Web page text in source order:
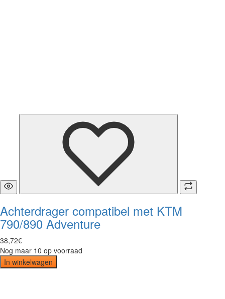
Achterdrager compatibel met KTM
790/890 Adventure
38,72€
Nog maar 10 op voorraad
In winkelwagen